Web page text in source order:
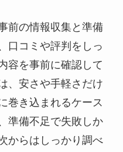
前の情報収集と準備
口コミや評判をしっ
容を事前に確認して
、安さや手軽さだけ
巻き込まれるケース
準備不足で失敗しか
からはしっかり調べ